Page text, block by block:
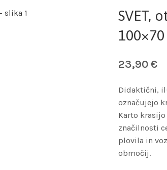
SVET,
23,90€
Didaktični,
označujejo
Karto
značilnosti
plovila in
območij.